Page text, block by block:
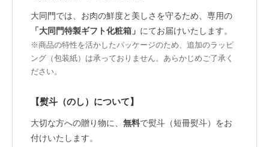
大同門では、お肉の鮮度と美しさを守るため、専用の
「大同門特製ギフト化粧箱」 にてお届けいたします。
※商品の特性を活かしたパッケージのため、追加のラッピ
ング（包装紙）は承っておりません。あらかじめご了承く
ださい。
【熨斗（のし）について】
大切な方への贈り物に、 無料で熨斗（短冊熨斗）をお
付けいたします。